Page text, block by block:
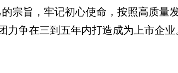
宗旨，牢记初心使命，按照高质
力争在三到五年内打造成为上市企业